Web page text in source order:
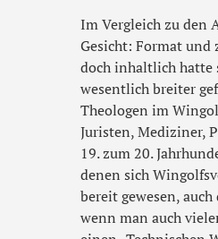
Im Vergleich zu den
Gesicht: Format und
doch inhaltlich hatte
wesentlich breiter
Theologen im
Juristen, Mediziner,
19. zum 20.
denen sich
bereit gewesen,
wenn man auch